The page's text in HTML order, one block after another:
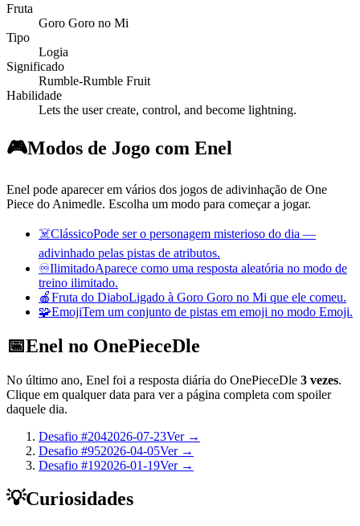
Fruta
Goro Goro no Mi
Tipo
Logia
Significado
Rumble-Rumble Fruit
Habilidade
Lets the user create, control, and become lightning.
🎮Modos de Jogo com Enel
Enel pode aparecer em vários dos jogos de adivinhação de One
Piece do Animedle. Escolha um modo para começar a jogar.
☠️ClássicoPode ser o personagem misterioso do dia —
adivinhado pelas pistas de atributos.
♾️IlimitadoAparece como uma resposta aleatória no modo de
treino ilimitado.
🍎Fruta do DiaboLigado à Goro Goro no Mi que ele comeu.
🧩EmojiTem um conjunto de pistas em emoji no modo Emoji.
📅Enel no OnePieceDle
No último ano, Enel foi a resposta diária do OnePieceDle 3 vezes.
Clique em qualquer data para ver a página completa com spoiler
daquele dia.
Desafio #2042026-07-23Ver →
Desafio #952026-04-05Ver →
Desafio #192026-01-19Ver →
💡Curiosidades